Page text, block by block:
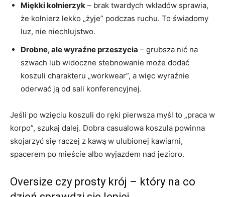
Miękki kołnierzyk – brak twardych wkładów sprawia,
że kołnierz lekko „żyje” podczas ruchu. To świadomy
luz, nie niechlujstwo.
Drobne, ale wyraźne przeszycia – grubsza nić na
szwach lub widoczne stebnowanie może dodać
koszuli charakteru „workwear”, a więc wyraźnie
oderwać ją od sali konferencyjnej.
Jeśli po wzięciu koszuli do ręki pierwsza myśl to „praca w
korpo”, szukaj dalej. Dobra casualowa koszula powinna
skojarzyć się raczej z kawą w ulubionej kawiarni,
spacerem po mieście albo wyjazdem nad jezioro.
Oversize czy prosty krój – który na co